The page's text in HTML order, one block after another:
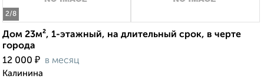
2/8
Дом 23м², 1-этажный, на длительный срок, в черте
города
12 000 ₽ в месяц
Калинина